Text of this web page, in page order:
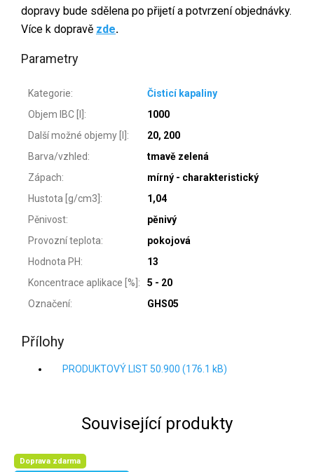
dopravy bude sdělena po přijetí a potvrzení objednávky.
Více k dopravě zde.
Parametry
Kategorie:
Čisticí kapaliny
Objem IBC [l]:
1000
Další možné objemy [l]:
20, 200
Barva/vzhled:
tmavě zelená
Zápach:
mírný - charakteristický
Hustota [g/cm3]:
1,04
Pěnivost:
pěnivý
Provozní teplota:
pokojová
Hodnota PH:
13
Koncentrace aplikace [%]:
5 - 20
Označení: GHS05
Přílohy
PRODUKTOVÝ LIST 50.900 (176.1 kB)
Související produkty
Doprava zdarma